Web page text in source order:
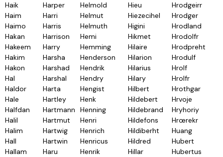
Haik
Harper Helmold Hieu
Hrodgeirr
Haim
Harri Helmut Hiezecihel
Hrodger
Haimo
Harris Helmuth Higini
Hrodland
Hakan
Harrison Hemi Hikmet
Hrodolfr
Hakeem
Harry Hemming Hilaire
Hrodpreht
Hakim
Harsha Henderson Hilarion
Hrodulf
Hakon
Harshad Hendrik Hilarius
Hrolf
Hal
Harshal Hendry Hilary
Hrolfr
Haldor
Harta Hengist Hilbert
Hrothgar
Hale
Hartley Henk Hildebert
Hrvoje
Halfdan
Hartmann Henning Hildebrand
Hryhoriy
Halil
Hartmut Henri Hildefons
Hrœrekr
Halim
Hartwig Henrich Hildiberht
Huang
Hall
Hartwin Henricus Hildred
Hubert
Hallam
Haru Henrik Hillar
Hubertus